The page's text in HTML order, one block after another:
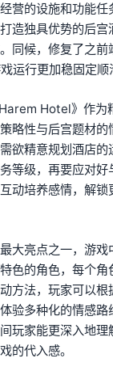
营的设施和功能任
造独具优势的后宫
同候，修复了之前
运行更加稳固定顺
Hotel》作为
略性与后宫题材的
欲精意规划酒店的
等级，再要应对好
动培养感情，解锁
大亮点之一，游
色的角色，每个角
方法，玩家可以
验多种化的情感路
玩家能更深入地
的代入感。